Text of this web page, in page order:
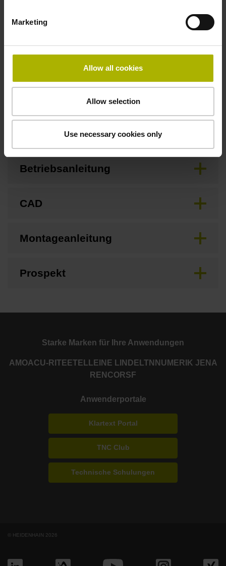
Marketing
Allow all cookies
Allow selection
Use necessary cookies only
Downloads / CAD / Montage
Anschlussmaße
Betriebsanleitung
CAD
Montageanleitung
Prospekt
Starke Marken für Ihre Anwendungen
AMOACU-RITE ETEL LEINE LINDE LTN NUMERIK JENA
RENCORSF
Anwenderportale
Klartext Portal
TNC Club
Technische Schulungen
© HEIDENHAIN 2026